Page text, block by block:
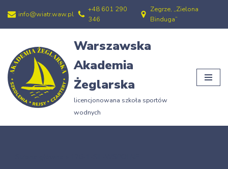
Przejdź
treści
info@wiatr.waw.pl
+48 601 290
346
Zegrze, „Zielona
Binduga”
Warszawska
Akademia
Żeglarska
licencjonowana szkoła sportów
wodnych